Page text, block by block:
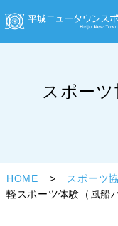
スポー
HOME
スポーツ
軽スポーツ体験（風船